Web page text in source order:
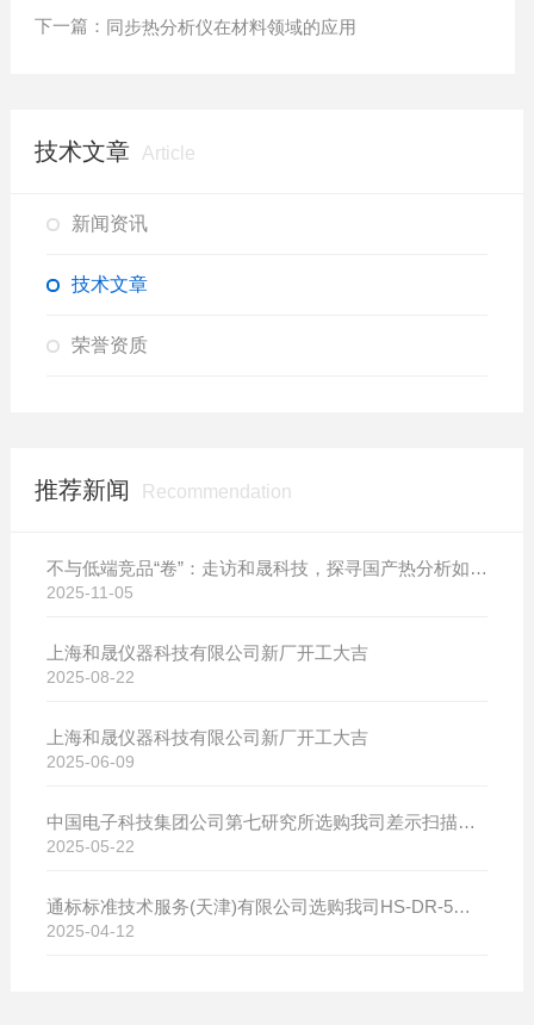
下一篇： 同步热分析仪在材料领域的应用
技术文章 Article
新闻资讯
技术文章
荣誉资质
推荐新闻 Recommendation
不与低端竞品“卷”：走访和晟科技，探寻国产热分析如何行稳致远
2025-11-05
上海和晟仪器科技有限公司新厂开工大吉
2025-08-22
上海和晟仪器科技有限公司新厂开工大吉
2025-06-09
中国电子科技集团公司第七研究所选购我司差示扫描量热仪
2025-05-22
通标标准技术服务(天津)有限公司选购我司HS-DR-5导热系数测试仪
2025-04-12